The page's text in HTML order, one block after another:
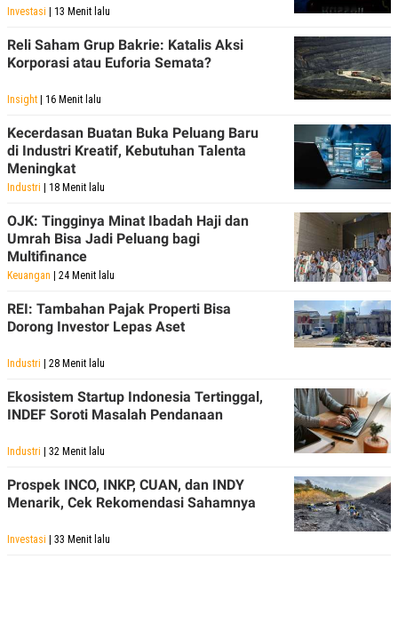
Investasi | 13 Menit lalu
Reli Saham Grup Bakrie: Katalis Aksi
Korporasi atau Euforia Semata?
Insight | 16 Menit lalu
Kecerdasan Buatan Buka Peluang Baru
di Industri Kreatif, Kebutuhan Talenta
Meningkat
Industri | 18 Menit lalu
OJK: Tingginya Minat Ibadah Haji dan
Umrah Bisa Jadi Peluang bagi
Multifinance
Keuangan | 24 Menit lalu
REI: Tambahan Pajak Properti Bisa
Dorong Investor Lepas Aset
Industri | 28 Menit lalu
Ekosistem Startup Indonesia Tertinggal,
INDEF Soroti Masalah Pendanaan
Industri | 32 Menit lalu
Prospek INCO, INKP, CUAN, dan INDY
Menarik, Cek Rekomendasi Sahamnya
Investasi | 33 Menit lalu